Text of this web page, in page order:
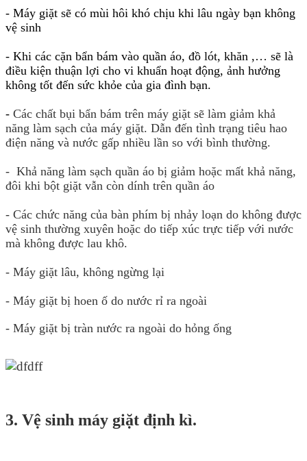
- Máy giặt sẽ có mùi hôi khó chịu khi lâu ngày bạn không
vệ sinh
- Khi các cặn bẩn bám vào quần áo, đồ lót, khăn ,… sẽ là
điều kiện thuận lợi cho vi khuẩn hoạt động, ảnh hưởng
không tốt đến sức khỏe của gia đình bạn.
- Các chất bụi bẩn bám trên máy giặt sẽ làm giảm khả
năng làm sạch của máy giặt. Dẫn đến tình trạng tiêu hao
điện năng và nước gấp nhiều lần so với bình thường.
- Khả năng làm sạch quần áo bị giảm hoặc mất khả năng,
đôi khi bột giặt vẫn còn dính trên quần áo
- Các chức năng của bàn phím bị nhảy loạn do không được
vệ sinh thường xuyên hoặc do tiếp xúc trực tiếp với nước
mà không được lau khô.
- Máy giặt lâu, không ngừng lại
- Máy giặt bị hoen ố do nước rỉ ra ngoài
- Máy giặt bị tràn nước ra ngoài do hỏng ống
3. Vệ sinh máy giặt định kì.